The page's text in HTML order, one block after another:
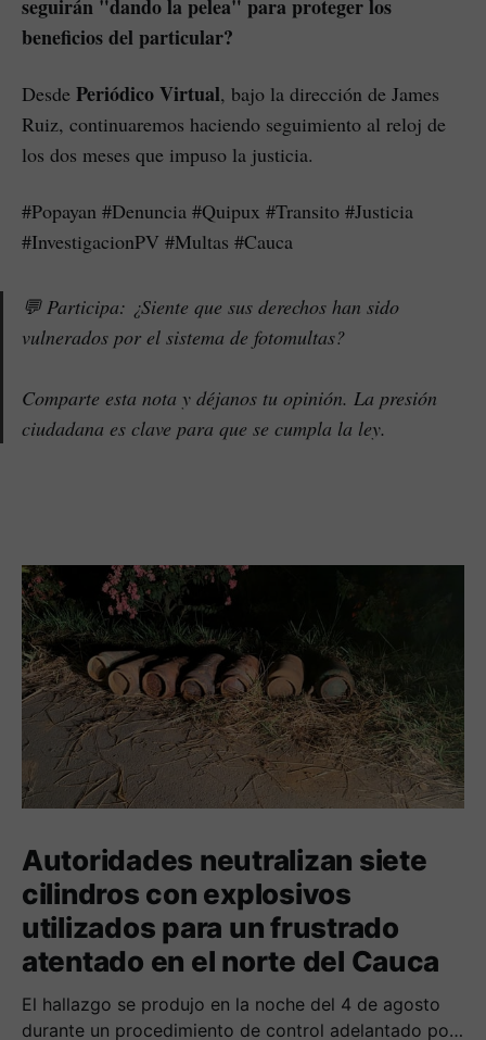
seguirán "dando la pelea" para proteger los
beneficios del particular?
Desde Periódico Virtual, bajo la dirección de James
Ruiz, continuaremos haciendo seguimiento al reloj de
los dos meses que impuso la justicia.
#Popayan #Denuncia #Quipux #Transito #Justicia
#InvestigacionPV #Multas #Cauca
💬 Participa: ¿Siente que sus derechos han sido
vulnerados por el sistema de fotomultas?
Comparte esta nota y déjanos tu opinión. La presión
ciudadana es clave para que se cumpla la ley.
Autoridades neutralizan siete
cilindros con explosivos
utilizados para un frustrado
atentado en el norte del Cauca
El hallazgo se produjo en la noche del 4 de agosto
durante un procedimiento de control adelantado por